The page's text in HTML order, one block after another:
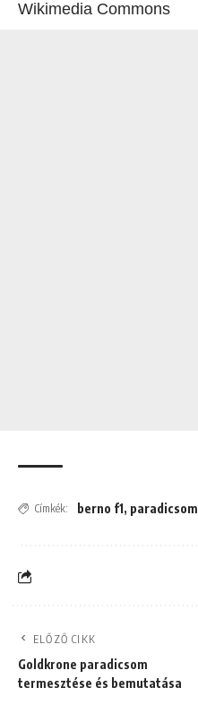
Wikimedia Commons
Címkék: berno f1, paradicsom
ELŐZŐ CIKK
Goldkrone paradicsom
termesztése és bemutatása